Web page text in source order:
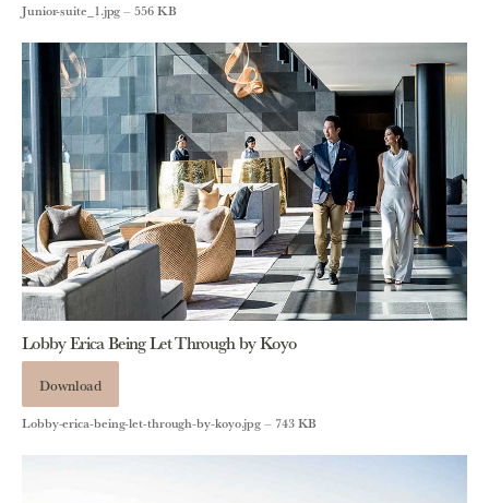
Junior-suite_1.jpg – 556 KB
Lobby Erica Being Let Through by Koyo
Download
Lobby-erica-being-let-through-by-koyo.jpg – 743 KB